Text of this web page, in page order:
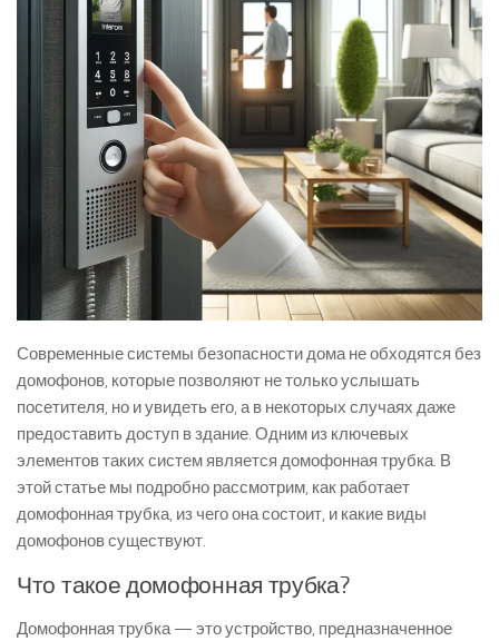
Современные системы безопасности дома не обходятся без
домофонов, которые позволяют не только услышать
посетителя, но и увидеть его, а в некоторых случаях даже
предоставить доступ в здание. Одним из ключевых
элементов таких систем является домофонная трубка. В
этой статье мы подробно рассмотрим, как работает
домофонная трубка, из чего она состоит, и какие виды
домофонов существуют.
Что такое домофонная трубка?
Домофонная трубка — это устройство, предназначенное